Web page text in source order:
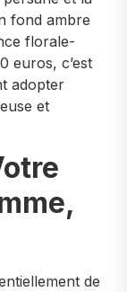
fond ambre
florale-
euros, c’est
adopter
et
de